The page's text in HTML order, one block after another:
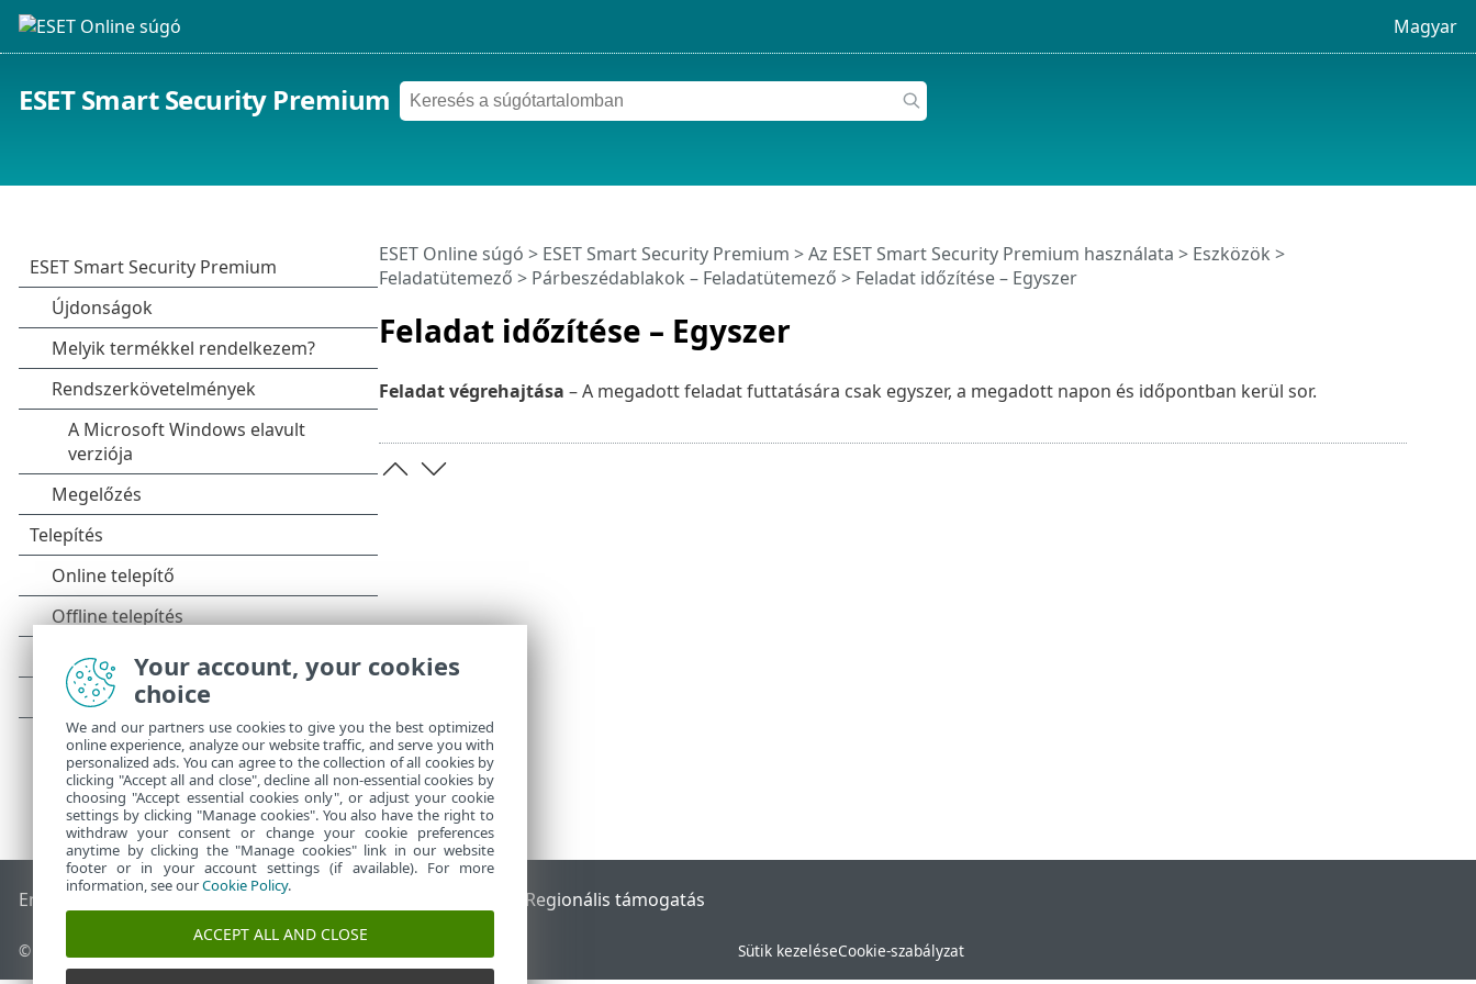
Magyar
ESET Smart Security Premium
Feladat időzítése – Egyszer
ESET Online súgó > ESET Smart Security Premium >Az ESET Smart Security Premium használata > Eszközök >
Feladatütemező > Párbeszédablakok – Feladatütemező > Feladat időzítése – Egyszer
Feladat végrehajtása – A megadott feladat futtatására csak egyszer, a megadott napon és időpontban kerül sor.
End of Life Az ESET tudásbázisa ESET Fórum Regionális támogatás
© 1992 - 2025 ESET, spol. s r.o. – Minden jog fenntartva. Sütik kezeléseCookie-szabályzat
Your account, your cookies
choice
We and our partners use cookies to give you the best optimized
online experience, analyze our website traffic, and serve you with
personalized ads. You can agree to the collection of all cookies by
clicking "Accept all and close", decline all non-essential cookies by
choosing "Accept essential cookies only", or adjust your cookie
settings by clicking "Manage cookies". You also have the right to
withdraw your consent or change your cookie preferences
anytime by clicking the "Manage cookies" link in our website
footer or in your account settings (if available). For more
information, see ourCookie Policy.
ACCEPT ALL AND CLOSE